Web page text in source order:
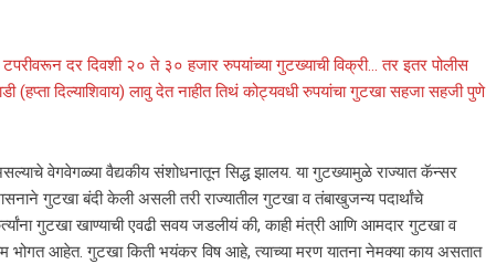
टपरीवरून दर दिवशी २० ते ३० हजार रुपयांच्या गुटख्याची विक्री… तर इतर पोलीस
(हप्ता दिल्याशिवाय) लावु देत नाहीत तिथं कोट्यवधी रुपयांचा गुटखा सहजा सहजी पुणे
वेगवेगळ्या वैद्यकीय संशोधनातून सिद्ध झालय. या गुटख्यामुळे राज्यात कॅन्सर
गुटखा बंदी केली असली तरी राज्यातील गुटखा व तंबाखुजन्य पदार्थांचे
गुटखा खाण्याची एवढी सवय जडलीयं की, काही मंत्री आणि आमदार गुटखा व
आहेत. गुटखा किती भयंकर विष आहे, त्याच्या मरण यातना नेमक्या काय असतात